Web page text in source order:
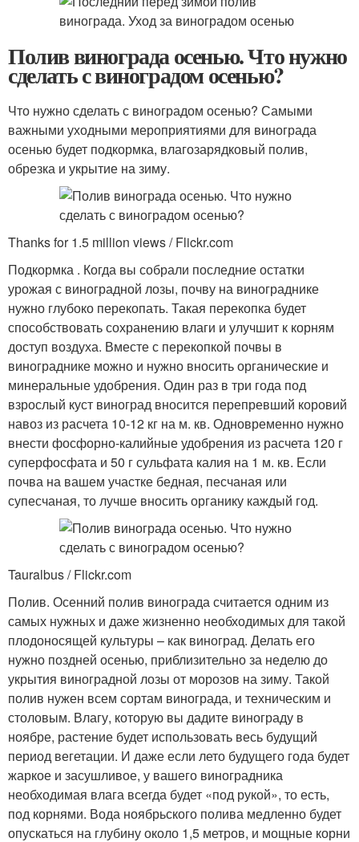
Полив винограда осенью. Что нужно
сделать с виноградом осенью?
Что нужно сделать с виноградом осенью? Самыми
важными уходными мероприятиями для винограда
осенью будет подкормка, влагозарядковый полив,
обрезка и укрытие на зиму.
Thanks for 1.5 million views / Flickr.com
Подкормка . Когда вы собрали последние остатки
урожая с виноградной лозы, почву на винограднике
нужно глубоко перекопать. Такая перекопка будет
способствовать сохранению влаги и улучшит к корням
доступ воздуха. Вместе с перекопкой почвы в
винограднике можно и нужно вносить органические и
минеральные удобрения. Один раз в три года под
взрослый куст виноград вносится перепревший коровий
навоз из расчета 10-12 кг на м. кв. Одновременно нужно
внести фосфорно-калийные удобрения из расчета 120 г
суперфосфата и 50 г сульфата калия на 1 м. кв. Если
почва на вашем участке бедная, песчаная или
супесчаная, то лучше вносить органику каждый год.
Tauralbus / Flickr.com
Полив. Осенний полив винограда считается одним из
самых нужных и даже жизненно необходимых для такой
плодоносящей культуры – как виноград. Делать его
нужно поздней осенью, приблизительно за неделю до
укрытия виноградной лозы от морозов на зиму. Такой
полив нужен всем сортам винограда, и техническим и
столовым. Влагу, которую вы дадите винограду в
ноябре, растение будет использовать весь будущий
период вегетации. И даже если лето будущего года будет
жаркое и засушливое, у вашего виноградника
необходимая влага всегда будет «под рукой», то есть,
под корнями. Вода ноябрьского полива медленно будет
опускаться на глубину около 1,5 метров, и мощные корни